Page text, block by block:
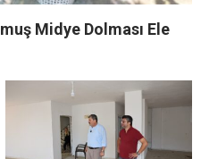
Midye Dolması Ele